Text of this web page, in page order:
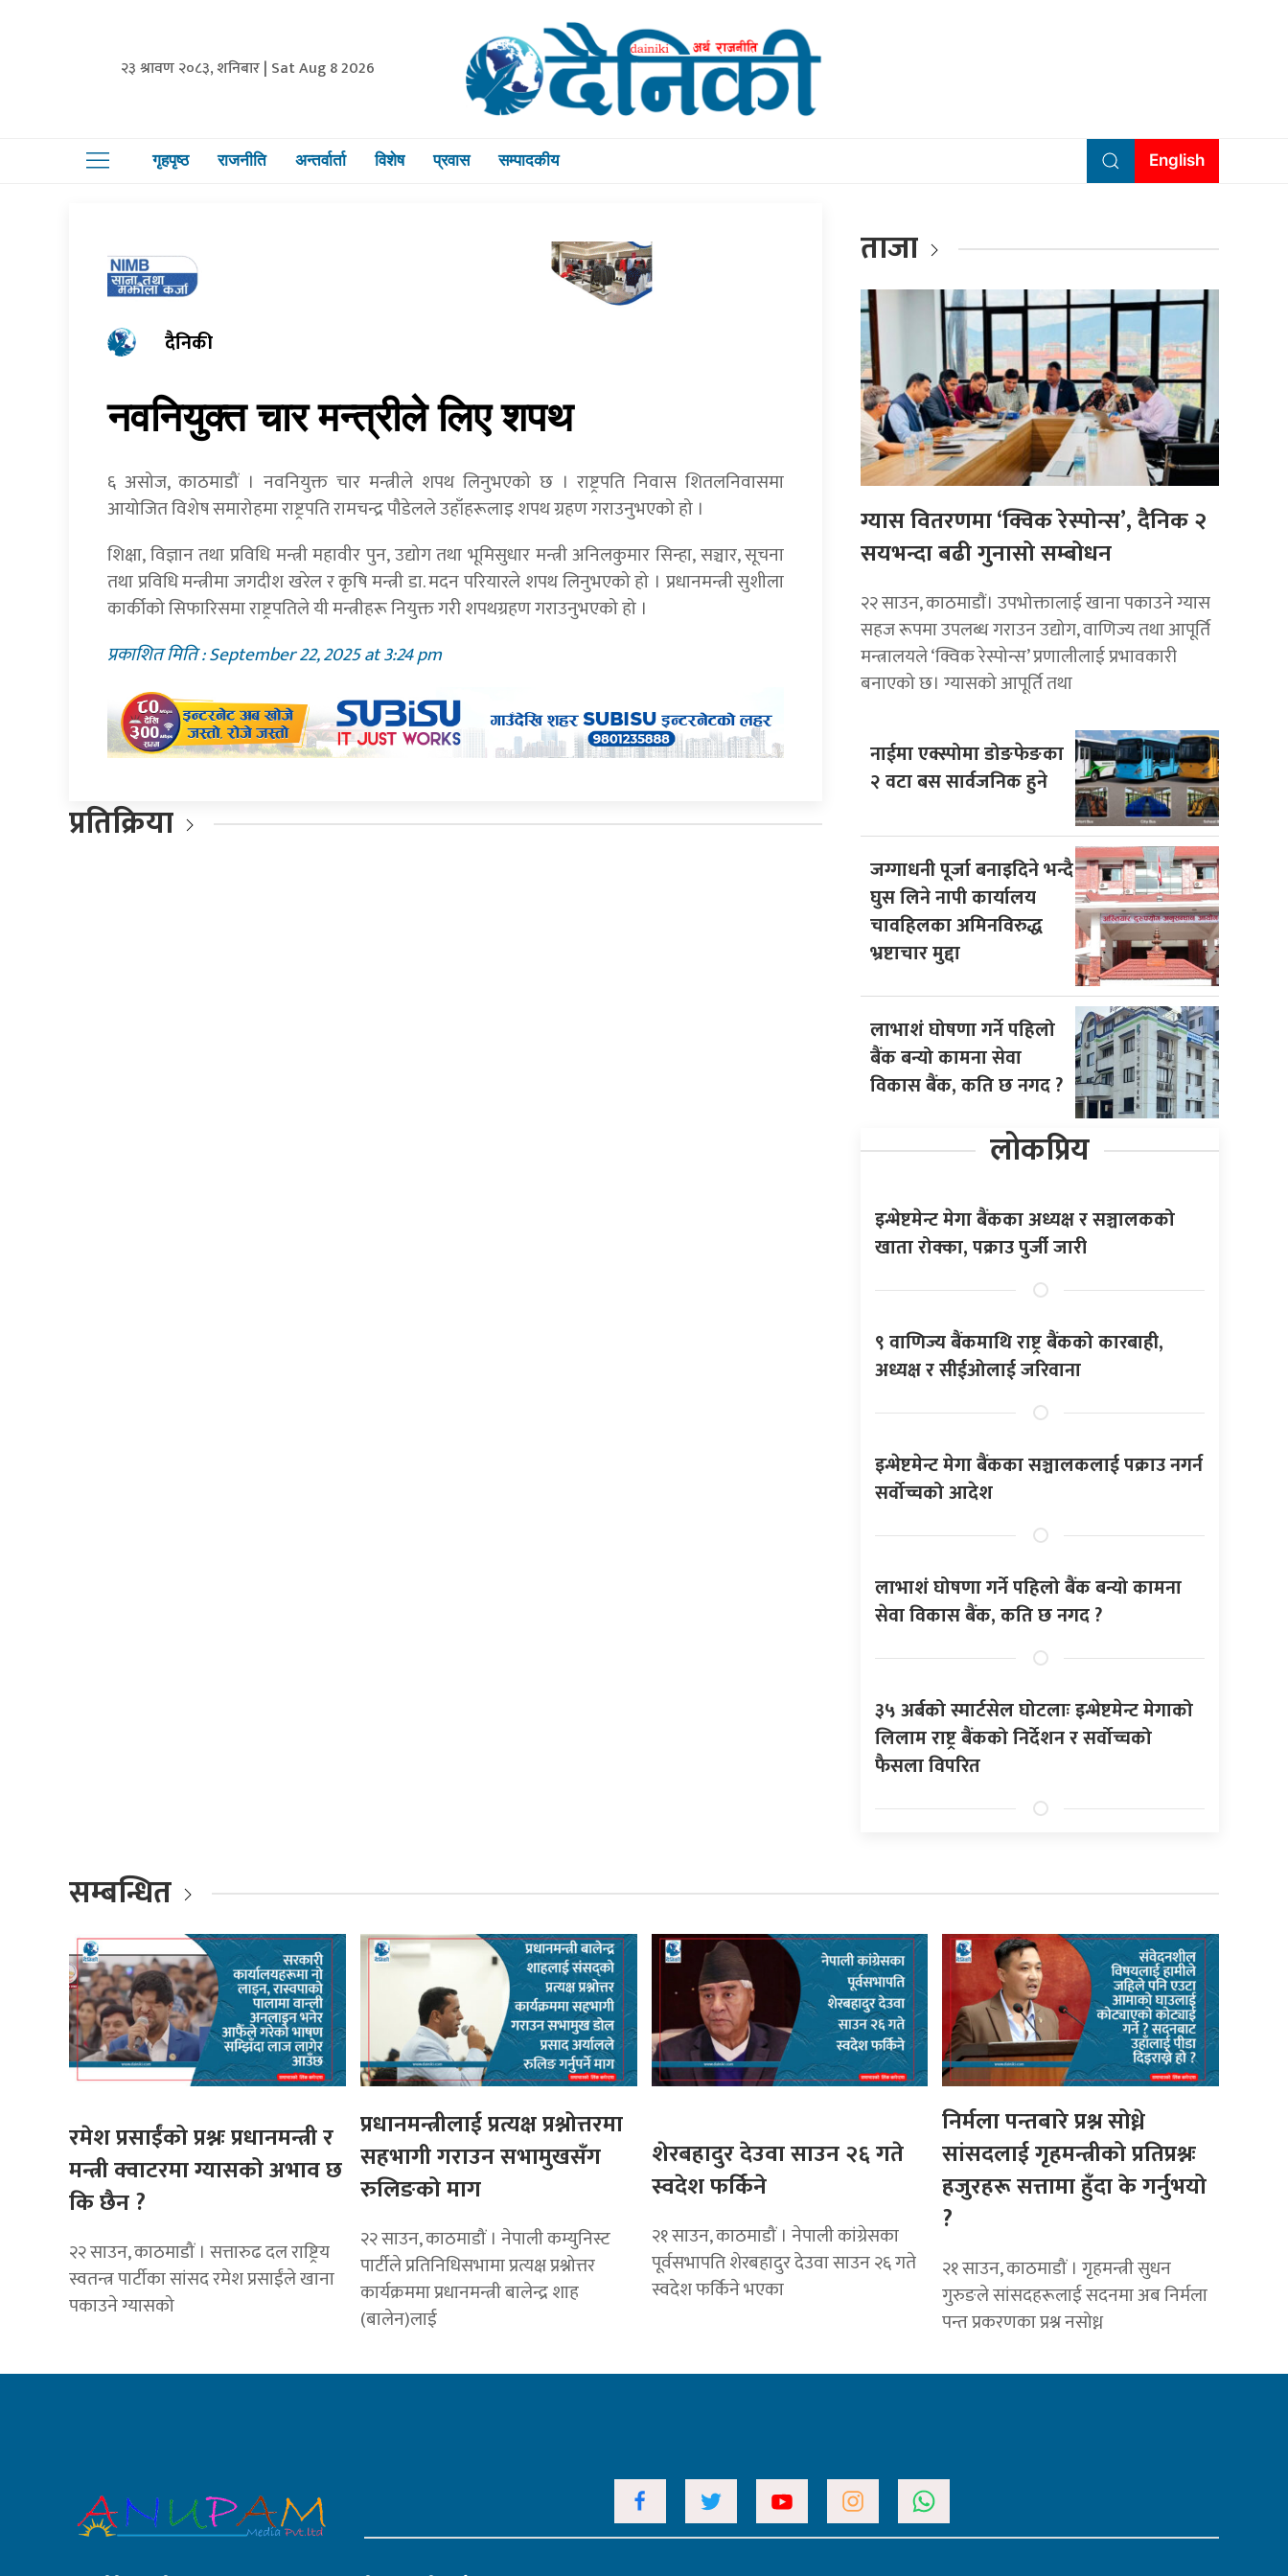
२३ श्रावण २०८३, शनिबार | Sat Aug 8 2026
गृहपृष्ठ राजनीति अन्तर्वार्ता विशेष प्रवास सम्पादकीय English
दैनिकी
नवनियुक्त चार मन्त्रीले लिए शपथ
६ असोज, काठमाडौं । नवनियुक्त चार मन्त्रीले शपथ लिनुभएको छ । राष्ट्रपति निवास शितलनिवासमा
आयोजित विशेष समारोहमा राष्ट्रपति रामचन्द्र पौडेलले उहाँहरूलाइ शपथ ग्रहण गराउनुभएको हो ।
शिक्षा, विज्ञान तथा प्रविधि मन्त्री महावीर पुन, उद्योग तथा भूमिसुधार मन्त्री अनिलकुमार सिन्हा, सञ्चार, सूचना
तथा प्रविधि मन्त्रीमा जगदीश खरेल र कृषि मन्त्री डा. मदन परियारले शपथ लिनुभएको हो । प्रधानमन्त्री सुशीला
कार्कीको सिफारिसमा राष्ट्रपतिले यी मन्त्रीहरू नियुक्त गरी शपथग्रहण गराउनुभएको हो ।
प्रकाशित मिति : September 22, 2025 at 3:24 pm
प्रतिक्रिया
ताजा
ग्यास वितरणमा ‘क्विक रेस्पोन्स’, दैनिक २
सयभन्दा बढी गुनासो सम्बोधन
२२ साउन, काठमाडाैं। उपभोक्तालाई खाना पकाउने ग्यास
सहज रूपमा उपलब्ध गराउन उद्योग, वाणिज्य तथा आपूर्ति
मन्त्रालयले ‘क्विक रेस्पोन्स’ प्रणालीलाई प्रभावकारी
बनाएको छ। ग्यासको आपूर्ति तथा
नाईमा एक्स्पोमा डोङफेङका
२ वटा बस सार्वजनिक हुने
जग्गाधनी पूर्जा बनाइदिने भन्दै
घुस लिने नापी कार्यालय
चावहिलका अमिनविरुद्ध
भ्रष्टाचार मुद्दा
लाभाशं घोषणा गर्ने पहिलो
बैंक बन्यो कामना सेवा
विकास बैंक, कति छ नगद ?
लोकप्रिय
इन्भेष्टमेन्ट मेगा बैंकका अध्यक्ष र सञ्चालकको
खाता रोक्का, पक्राउ पुर्जी जारी
९ वाणिज्य बैंकमाथि राष्ट्र बैंकको कारबाही,
अध्यक्ष र सीईओलाई जरिवाना
इन्भेष्टमेन्ट मेगा बैंकका सञ्चालकलाई पक्राउ नगर्न
सर्वोच्चको आदेश
लाभाशं घोषणा गर्ने पहिलो बैंक बन्यो कामना
सेवा विकास बैंक, कति छ नगद ?
३५ अर्बको स्मार्टसेल घोटलाः इन्भेष्टमेन्ट मेगाको
लिलाम राष्ट्र बैंकको निर्देशन र सर्वोच्चको
फैसला विपरित
सम्बन्धित
रमेश प्रसाईंको प्रश्नः प्रधानमन्त्री र
मन्त्री क्वाटरमा ग्यासको अभाव छ
कि छैन ?
२२ साउन, काठमाडौं । सत्तारुढ दल राष्ट्रिय
स्वतन्त्र पार्टीका सांसद रमेश प्रसाईंले खाना
पकाउने ग्यासको
प्रधानमन्त्रीलाई प्रत्यक्ष प्रश्नोत्तरमा
सहभागी गराउन सभामुखसँग
रुलिङको माग
२२ साउन, काठमाडौं । नेपाली कम्युनिस्ट
पार्टीले प्रतिनिधिसभामा प्रत्यक्ष प्रश्नोत्तर
कार्यक्रममा प्रधानमन्त्री बालेन्द्र शाह
(बालेन)लाई
शेरबहादुर देउवा साउन २६ गते
स्वदेश फर्किने
२१ साउन, काठमाडौं । नेपाली कांग्रेसका
पूर्वसभापति शेरबहादुर देउवा साउन २६ गते
स्वदेश फर्किने भएका
निर्मला पन्तबारे प्रश्न सोध्ने
सांसदलाई गृहमन्त्रीको प्रतिप्रश्नः
हजुरहरू सत्तामा हुँदा के गर्नुभयो
?
२१ साउन, काठमाडौं । गृहमन्त्री सुधन
गुरुङले सांसदहरूलाई सदनमा अब निर्मला
पन्त प्रकरणका प्रश्न नसोध्न